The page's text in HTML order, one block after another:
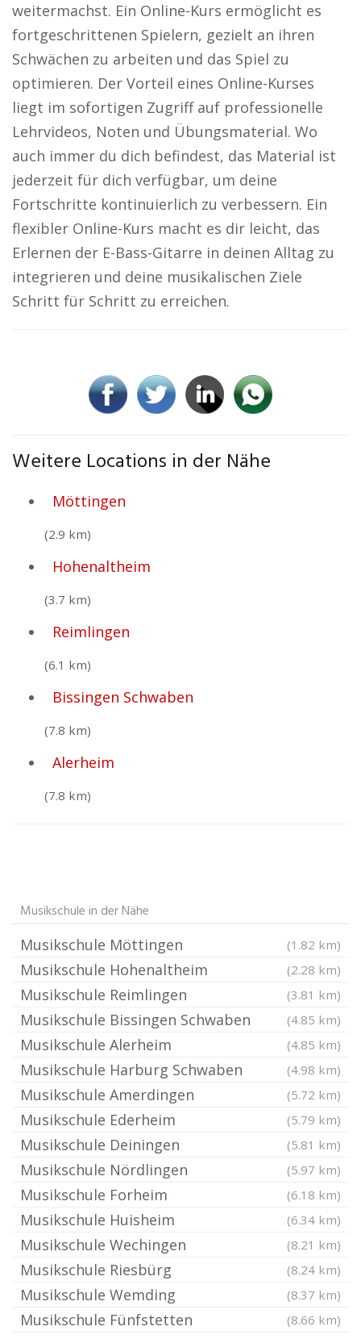
weitermachst. Ein Online-Kurs ermöglicht es
fortgeschrittenen Spielern, gezielt an ihren
Schwächen zu arbeiten und das Spiel zu
optimieren. Der Vorteil eines Online-Kurses
liegt im sofortigen Zugriff auf professionelle
Lehrvideos, Noten und Übungsmaterial. Wo
auch immer du dich befindest, das Material ist
jederzeit für dich verfügbar, um deine
Fortschritte kontinuierlich zu verbessern. Ein
flexibler Online-Kurs macht es dir leicht, das
Erlernen der E-Bass-Gitarre in deinen Alltag zu
integrieren und deine musikalischen Ziele
Schritt für Schritt zu erreichen.
Weitere Locations in der Nähe
Möttingen
(2.9 km)
Hohenaltheim
(3.7 km)
Reimlingen
(6.1 km)
Bissingen Schwaben
(7.8 km)
Alerheim
(7.8 km)
Musikschule in der Nähe
Musikschule Möttingen (1.82 km)
Musikschule Hohenaltheim (2.28 km)
Musikschule Reimlingen (3.81 km)
Musikschule Bissingen Schwaben (4.85 km)
Musikschule Alerheim (4.85 km)
Musikschule Harburg Schwaben (4.98 km)
Musikschule Amerdingen (5.72 km)
Musikschule Ederheim (5.79 km)
Musikschule Deiningen (5.81 km)
Musikschule Nördlingen (5.97 km)
Musikschule Forheim (6.18 km)
Musikschule Huisheim (6.34 km)
Musikschule Wechingen (8.21 km)
Musikschule Riesbürg (8.24 km)
Musikschule Wemding (8.37 km)
Musikschule Fünfstetten (8.66 km)